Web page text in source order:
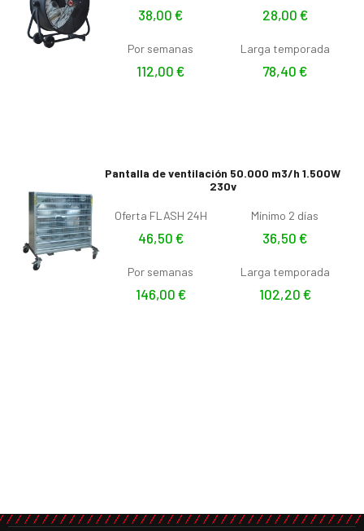
38,00 € 28,00 €
Por semanas
112,00 €
Larga temporada
78,40 €
Pantalla de ventilación 50.000 m3/h 1.500W
230v
Oferta FLASH 24H
46,50 €
Mínimo 2 días
36,50 €
Por semanas
146,00 €
Larga temporada
102,20 €